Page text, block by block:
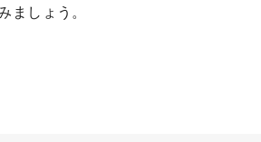
しょう。